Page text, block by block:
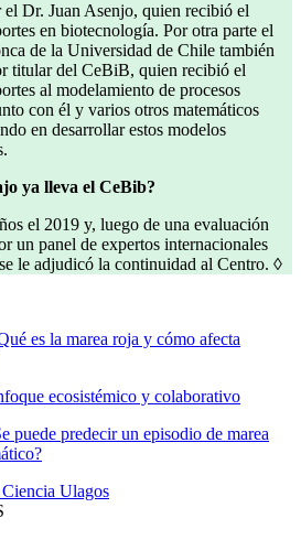
Dr. Juan Asenjo, quien recibió el
en biotecnología. Por otra parte el
de la Universidad de Chile también
titular del CeBiB, quien recibió el
al modelamiento de procesos
con él y varios otros matemáticos
en desarrollar estos modelos
ya lleva el CeBib?
el 2019 y, luego de una evaluación
un panel de expertos internacionales
le adjudicó la continuidad al Centro. ◊
es la marea roja y cómo afecta
ecosistémico y colaborativo
puede predecir un episodio de marea
Ulagos